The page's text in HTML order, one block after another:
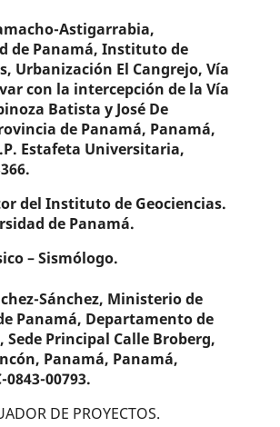
Astigarrabia,
de Panamá, Instituto de
Urbanización El Cangrejo, Vía
con la intercepción de la Vía
Batista y José De
de Panamá, Panamá,
Estafeta Universitaria,
del Instituto de Geociencias.
de Panamá.
– Sismólogo.
Sánchez, Ministerio de
Panamá, Departamento de
Sede Principal Calle Broberg,
Panamá, Panamá,
00793.
DE PROYECTOS.